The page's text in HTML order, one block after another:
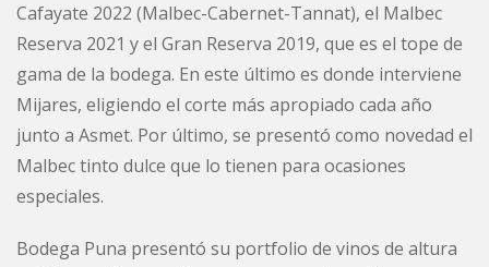
Cafayate 2022 (Malbec-Cabernet-Tannat), el Malbec
Reserva 2021 y el Gran Reserva 2019, que es el tope de
gama de la bodega. En este último es donde interviene
Mijares, eligiendo el corte más apropiado cada año
junto a Asmet. Por último, se presentó como novedad el
Malbec tinto dulce que lo tienen para ocasiones
especiales.
Bodega Puna presentó su portfolio de vinos de altura